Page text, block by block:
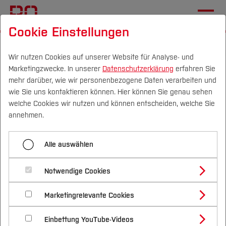
Campus Personen DE|EN Quicklinks
Studium
Studienangebote
Bachelorstudiengänge
Masterstudiengänge
Vor dem Studium
Bewerben & Einschreiben
Bewerbungsportal
Im Studium
Studienbüros und Prüfungen
Nach dem Studium
Forschung & Transfer
Profil
Forschungs- und Transferprofil
Schwerpunkte (FuT)
Beratung & Förderung
Nachhaltigkeit
Nachhaltigkeit studieren
International
Bachelorstudiengänge am
Campus Velbert / Heiligenhaus
Velbert / Heiligenhaus praxisnahe Studiengänge
Klassisch in VollzeitoderKooperativ mit
Unternehmender Region an.
Cookie Einstellungen
Wir nutzen Cookies auf unserer Website für Analyse- und
Marketingzwecke. In unserer Datenschutzerklärung erfahren Sie
mehr darüber, wie wir personenbezogene Daten verarbeiten und
wie Sie uns kontaktieren können. Hier können Sie genau sehen
welche Cookies wir nutzen und können entscheiden, welche Sie
annehmen.
Alle auswählen
Notwendige Cookies
Marketingrelevante Cookies
Einbettung YouTube-Videos